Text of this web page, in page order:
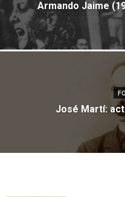
Armando Jaime
José Martí: